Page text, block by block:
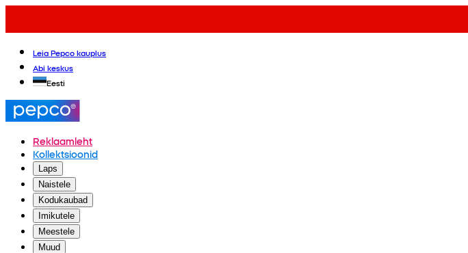
Leia Pepco kauplus
Abi keskus
Eesti
Reklaamleht
Kollektsioonid
Laps
Naistele
Kodukaubad
Imikutele
Meestele
Muud